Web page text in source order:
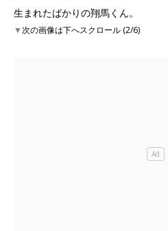
生まれたばかりの翔馬くん。
▼次の画像は下へスクロール (2/6)